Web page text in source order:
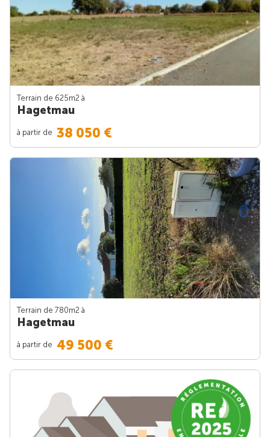
Terrain de 625m2 à
Hagetmau
à partir de 38 050 €
Terrain de 780m2 à
Hagetmau
à partir de 49 500 €